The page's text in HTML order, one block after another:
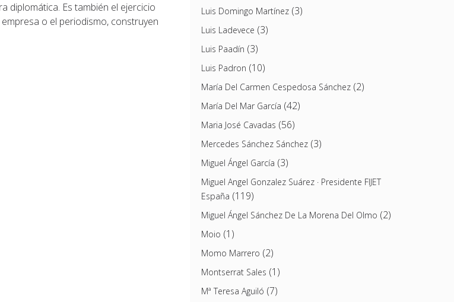
diplomática. Es también el ejercicio
o el periodismo, construyen
Luis Domingo Martínez(3)
Luis Ladevece (3)
Luis Paadín (3)
Luis Padron (10)
María Del Carmen Cespedosa Sánchez(2)
María Del Mar García (42)
Maria José Cavadas (56)
Mercedes Sánchez Sánchez(3)
Miguel Ángel García (3)
Miguel Angel Gonzalez Suárez · Presidente FIJET
España (119)
Miguel Ángel Sánchez De La Morena Del Olmo (2)
Moio (1)
Momo Marrero (2)
Montserrat Sales (1)
Mª Teresa Aguiló (7)